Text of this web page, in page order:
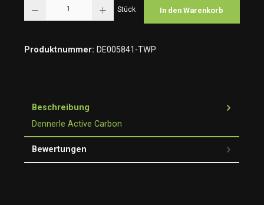
Stück In den Warenkorb
Produktnummer: DE005841-TWP
Beschreibung
Dennerle Active Carbon
Bewertungen